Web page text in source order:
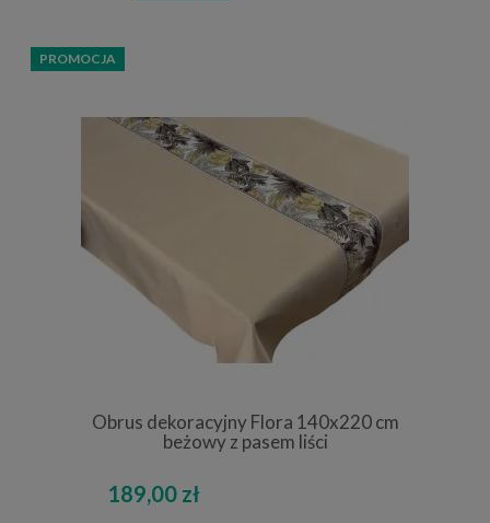
Obrus dekoracyjny Flora 140x220 cm
beżowy z pasem liści
189,00 zł
PROMOCJA